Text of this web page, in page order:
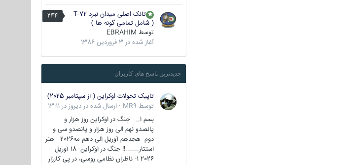
244
تانک اصلی میدان نبرد T-72
( شامل تمامی گونه ها )
توسط EBRAHIM
آغاز شده در 3 فروردین 1386
جدیدترین پاسخ های کاربران
تاپیک تحولات اوکراین ( از سپتامبر 2025)
توسط MR9
· ارسال شده در دیروز در 13:11
بسم ا.. جنگ در اوکراین روز هزار و
پانصدو نهم الی روز هزار و پانصدو سی و
دوم هجدهم آوریل الی دهم مه2026 هنر
استتار.......!! جنگ در اوکراین- 18 آوریل
2026 1- ناظران نظامی روسی، در پی کارزار